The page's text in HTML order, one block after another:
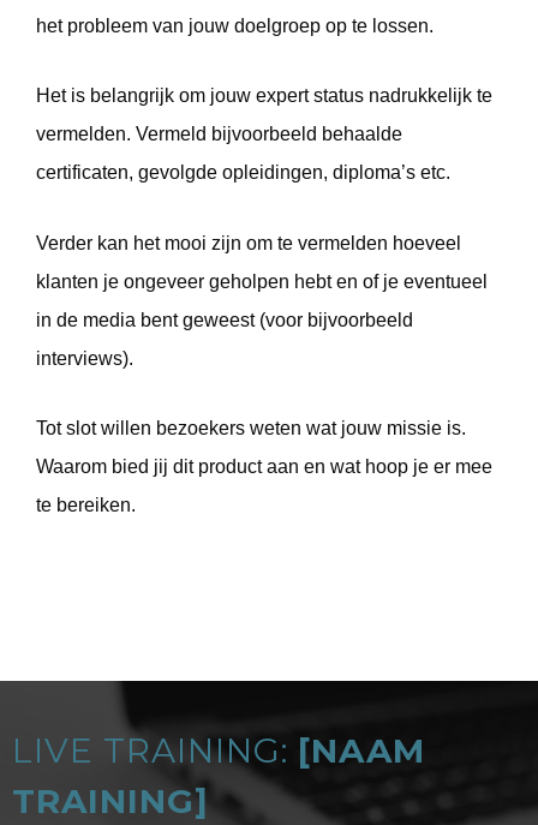
het probleem van jouw doelgroep op te lossen.
Het is belangrijk om jouw expert status nadrukkelijk te
vermelden. Vermeld bijvoorbeeld behaalde
certificaten, gevolgde opleidingen, diploma’s etc.
Verder kan het mooi zijn om te vermelden hoeveel
klanten je ongeveer geholpen hebt en of je eventueel
in de media bent geweest (voor bijvoorbeeld
interviews).
Tot slot willen bezoekers weten wat jouw missie is.
Waarom bied jij dit product aan en wat hoop je er mee
te bereiken.
LIVE TRAINING: [NAAM
TRAINING]